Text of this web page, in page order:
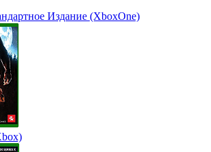
Издание (XboxOne)